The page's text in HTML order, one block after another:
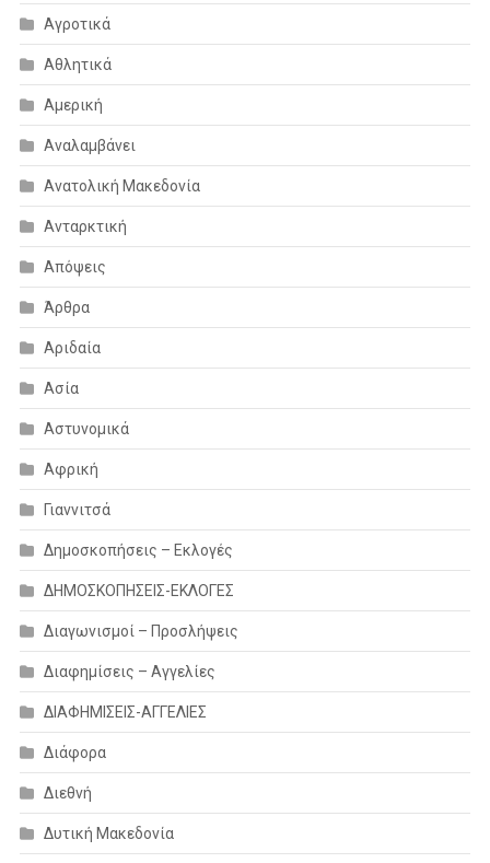
Αγροτικά
Αθλητικά
Αμερική
Αναλαμβάνει
Ανατολική Μακεδονία
Ανταρκτική
Απόψεις
Άρθρα
Αριδαία
Ασία
Αστυνομικά
Αφρική
Γιαννιτσά
Δημοσκοπήσεις – Εκλογές
ΔΗΜΟΣΚΟΠΗΣΕΙΣ-ΕΚΛΟΓΕΣ
Διαγωνισμοί – Προσλήψεις
Διαφημίσεις – Αγγελίες
ΔΙΑΦΗΜΙΣΕΙΣ-ΑΓΓΕΛΙΕΣ
Διάφορα
Διεθνή
Δυτική Μακεδονία